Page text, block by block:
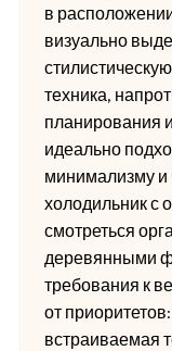
в
визуально
техника,
планирования
идеально
минимализму и
холодильник с
смотреться
деревянными
требования к
от
встраиваемая